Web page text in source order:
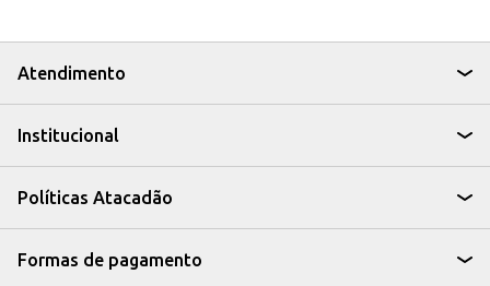
Atendimento
Institucional
Políticas Atacadão
Formas de pagamento